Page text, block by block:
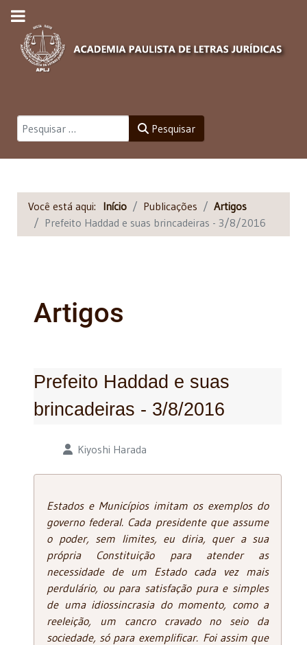
Pesquisar Pesquisar
Você está aqui: Início Publicações
Artigos
Prefeito Haddad e suas brincadeiras - 3/8/2016
Artigos
Prefeito Haddad e suas
brincadeiras - 3/8/2016
Detalhes Kiyoshi Harada
Estados e Municípios imitam os exemplos do
governo federal. Cada presidente que assume
o poder, sem limites, eu diria, quer a sua
própria Constituição para atender as
necessidade de um Estado cada vez mais
perdulário, ou para satisfação pura e simples
de uma idiossincrasia do momento, como a
reeleição, um cancro cravado no seio da
sociedade, só para exemplificar. Foi assim que